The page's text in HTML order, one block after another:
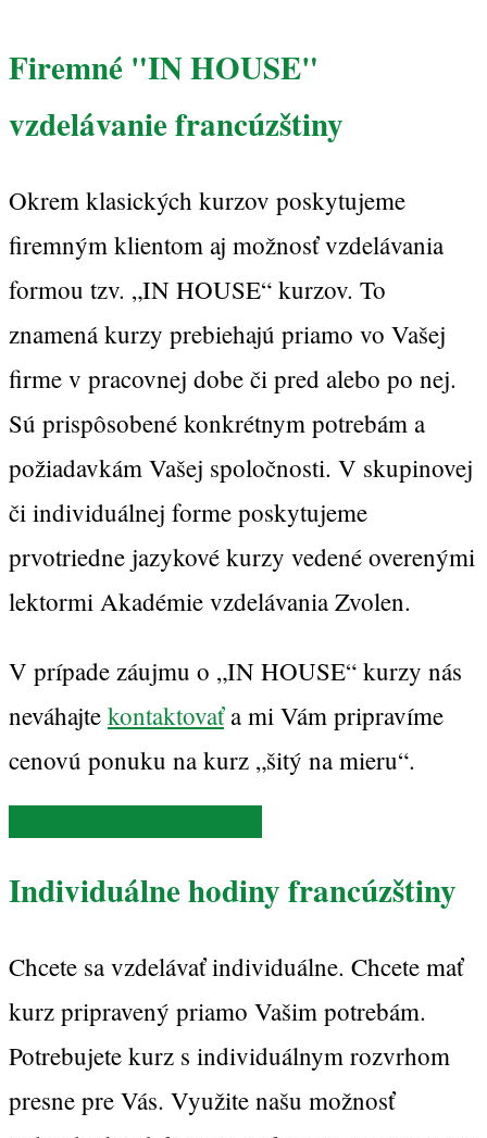
Firemné "IN HOUSE"
vzdelávanie francúzštiny
Okrem klasických kurzov poskytujeme
firemným klientom aj možnosť vzdelávania
formou tzv. „IN HOUSE“ kurzov. To
znamená kurzy prebiehajú priamo vo Vašej
firme v pracovnej dobe či pred alebo po nej.
Sú prispôsobené konkrétnym potrebám a
požiadavkám Vašej spoločnosti. V skupinovej
či individuálnej forme poskytujeme
prvotriedne jazykové kurzy vedené overenými
lektormi Akadémie vzdelávania Zvolen.
V prípade záujmu o „IN HOUSE“ kurzy nás
neváhajte kontaktovaťa mi Vám pripravíme
cenovú ponuku na kurz „šitý na mieru“.
Individuálne hodiny francúzštiny
Chcete sa vzdelávať individuálne. Chcete mať
kurz pripravený priamo Vašim potrebám.
Potrebujete kurz s individuálnym rozvrhom
presne pre Vás. Využite našu možnosť